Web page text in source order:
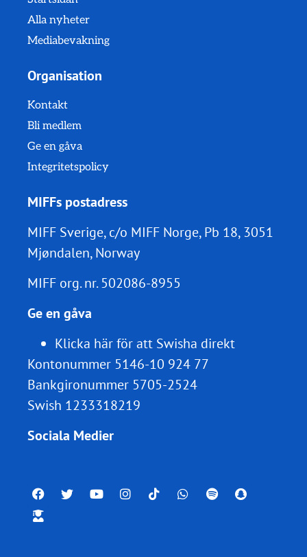
Alla nyheter
Mediabevakning
Organisation
Kontakt
Bli medlem
Ge en gåva
Integritetspolicy
MIFFs postadress
MIFF Sverige, c/o MIFF Norge, Pb 18, 3051
Mjøndalen, Norway
MIFF org. nr.502086-8955
Ge en gåva
Klicka här för att Swisha direkt
Kontonummer 5146-10 924 77
Bankgironummer 5705-2524
Swish 1233318219
Sociala Medier